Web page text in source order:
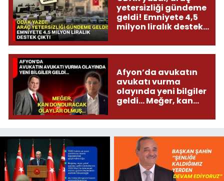
yetersizliği gündeme
geldi! Emniyete 4,5
milyon liralık destek
Afyon’da avukatın
avukatı vurma
olayında yeni bilgiler
geldi... Meğer, kan
olmuş...